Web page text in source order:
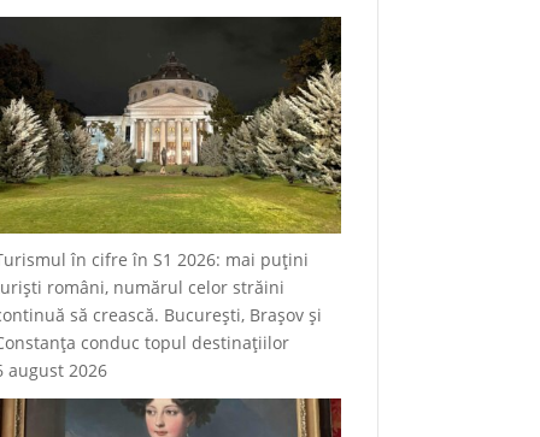
în cifre în S1 2026: mai puțini
români, numărul celor străini
să crească. București, Brașov și
conduc topul destinațiilor
august 2026